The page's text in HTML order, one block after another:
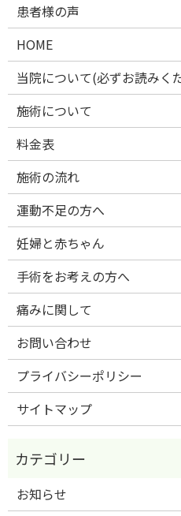
患者様の声
HOME
当院について(必ずお読みく
施術について
料金表
施術の流れ
運動不足の方へ
妊婦と赤ちゃん
手術をお考えの方へ
痛みに関して
お問い合わせ
プライバシーポリシー
サイトマップ
お知らせ